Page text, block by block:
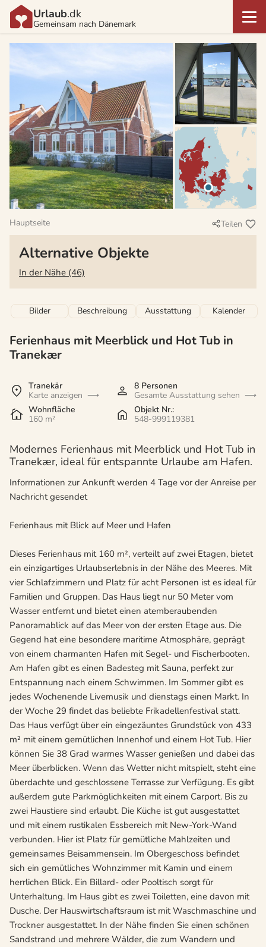
Urlaub.dk
Gemeinsam nach Dänemark
Hauptseite Teilen
Alternative Objekte
In der Nähe (46)
Bilder Beschreibung Ausstattung Kalender
Ferienhaus mit Meerblick und Hot Tub in
Tranekær
Tranekär
Karte anzeigen
8 Personen
Gesamte Ausstattung sehen
Wohnfläche
160 m²
Objekt Nr.:
548-999119381
Modernes Ferienhaus mit Meerblick und Hot Tub in
Tranekær, ideal für entspannte Urlaube am Hafen.
Informationen zur Ankunft werden 4 Tage vor der Anreise per
Nachricht gesendet
Ferienhaus mit Blick auf Meer und Hafen
Dieses Ferienhaus mit 160 m², verteilt auf zwei Etagen, bietet
ein einzigartiges Urlaubserlebnis in der Nähe des Meeres. Mit
vier Schlafzimmern und Platz für acht Personen ist es ideal für
Familien und Gruppen. Das Haus liegt nur 50 Meter vom
Wasser entfernt und bietet einen atemberaubenden
Panoramablick auf das Meer von der ersten Etage aus. Die
Gegend hat eine besondere maritime Atmosphäre, geprägt
von einem charmanten Hafen mit Segel- und Fischerbooten.
Am Hafen gibt es einen Badesteg mit Sauna, perfekt zur
Entspannung nach einem Schwimmen. Im Sommer gibt es
jedes Wochenende Livemusik und dienstags einen Markt. In
der Woche 29 findet das beliebte Frikadellenfestival statt.
Das Haus verfügt über ein eingezäuntes Grundstück von 433
m² mit einem gemütlichen Innenhof und einem Hot Tub. Hier
können Sie 38 Grad warmes Wasser genießen und dabei das
Meer überblicken. Wenn das Wetter nicht mitspielt, steht eine
überdachte und geschlossene Terrasse zur Verfügung. Es gibt
außerdem gute Parkmöglichkeiten mit einem Carport. Bis zu
zwei Haustiere sind erlaubt. Die Küche ist gut ausgestattet
und mit einem rustikalen Essbereich mit New-York-Wand
verbunden. Hier ist Platz für gemütliche Mahlzeiten und
gemeinsames Beisammensein. Im Obergeschoss befindet
sich ein gemütliches Wohnzimmer mit Kamin und einem
herrlichen Blick. Ein Billard- oder Pooltisch sorgt für
Unterhaltung. Im Haus gibt es zwei Toiletten, eine davon mit
Dusche. Der Hauswirtschaftsraum ist mit Waschmaschine und
Trockner ausgestattet. In der Nähe finden Sie einen schönen
Sandstrand und mehrere Wälder, die zum Wandern und